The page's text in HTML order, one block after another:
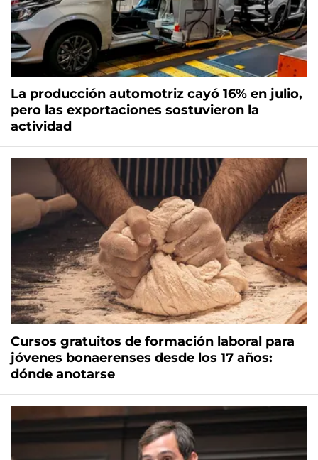
La producción automotriz cayó 16% en julio,
pero las exportaciones sostuvieron la
actividad
Cursos gratuitos de formación laboral para
jóvenes bonaerenses desde los 17 años:
dónde anotarse